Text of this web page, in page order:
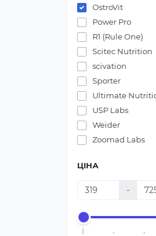
OstroVit
Power Pro
R1 (Rule One)
Scitec Nutrition
scivation
Sporter
Ultimate
USP Labs
Weider
Zoomad Labs
ЦІНА
-